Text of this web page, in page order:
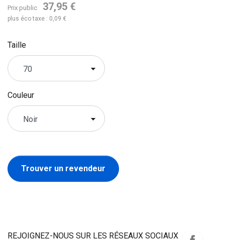
Prix public 37,95 €
plus éco taxe : 0,09 €
Taille
Couleur
Trouver un revendeur
REJOIGNEZ-NOUS SUR LES RÉSEAUX SOCIAUX